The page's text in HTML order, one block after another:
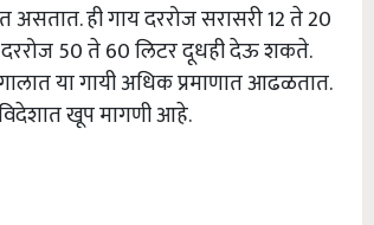
ही गाय दररोज सरासरी 12 ते 20
दररोज 50 ते 60 लिटर दूधही देऊ शकते.
या गायी अधिक प्रमाणात आढळतात.
खूप मागणी आहे.